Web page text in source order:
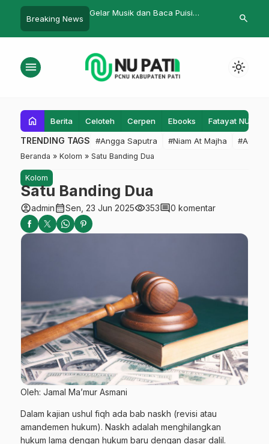
Breaking News
Nuyang Jaimee
Lazisnu Pati Buka Donasi untuk
KH. Ahmad
search
menu light_mode
home Berita Celoteh Cerpen Ebooks Fatayat NU
TRENDING TAGS #Angga Saputra #Niam At Majha #Admin
Beranda » Kolom » Satu Banding Dua
Kolom
Satu Banding Dua
account_circleadmincalendar_monthSen, 23 Jun 2025visibility353comment0 komentar
Oleh: Jamal Ma’mur Asmani
Dalam kajian ushul fiqh ada bab naskh (revisi atau
amandemen hukum). Naskh adalah menghilangkan
hukum lama dengan hukum baru dengan dasar dalil.